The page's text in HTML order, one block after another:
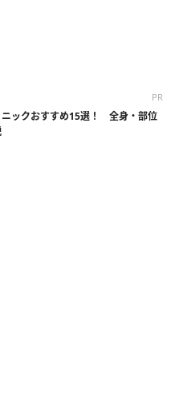
PR
ニックおすすめ15選！ 全身・部位